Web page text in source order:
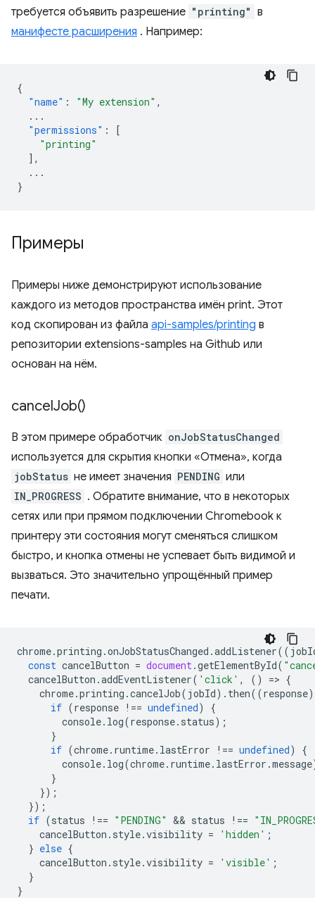
требуется объявить разрешение "printing" в
манифесте расширения . Например:
{
"name" : "My extension" ,
...
"permissions" :
[
"printing"
],
...
}
Примеры
Примеры ниже демонстрируют использование
каждого из методов пространства имён print. Этот
код скопирован из файла api-samples/printing в
репозитории extensions-samples на Github или
основан на нём.
cancelJob()
В этом примере обработчик onJobStatusChanged
используется для скрытия кнопки «Отмена», когда
jobStatus не имеет значения PENDING или
IN_PROGRESS . Обратите внимание, что в некоторых
сетях или при прямом подключении Chromebook к
принтеру эти состояния могут сменяться слишком
быстро, и кнопка отмены не успевает быть видимой и
вызваться. Это значительно упрощённый пример
печати.
chrome.printing .onJobStatusChanged .addListener((
const cancelButton = document.getElementById(
cancelButton .addEventListener( 'click' , () => {
chrome.printing .cancelJob( jobId). then((response)
if (response !== undefined)
{
console. log(response. status);
}
if (chrome. runtime. lastError !== undefined)
{
console. log(chrome. runtime. lastError .message
}
});
});
if (status !== "PENDING" && status !==
cancelButton . style.visibility = 'hidden' ;
} else {
cancelButton . style.visibility = 'visible' ;
}
}